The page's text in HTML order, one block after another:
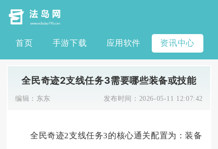
首页 手游下载 应用软件 资讯中心
全民奇迹2支线任务3需要哪些装备或技能
编辑： 东东 发布时间： 2026-05-11 12:07:42
全民奇迹2支线任务3的核心通关配置为：装备